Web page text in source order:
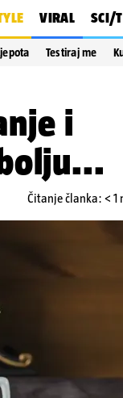
VIRAL SCI/
Testiraj me
i
Čitanje članka: < 1